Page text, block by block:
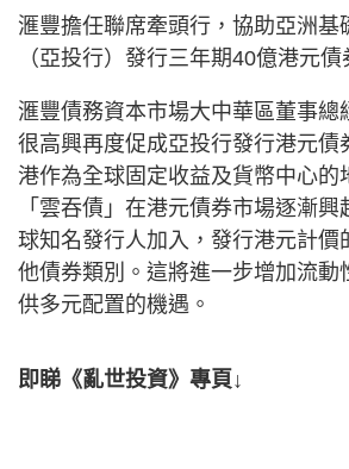
滙豐擔任聯席牽頭行，協助亞洲基
（亞投行）發行三年期40億港元債
滙豐債務資本市場大中華區董事總
很高興再度促成亞投行發行港元債
港作為全球固定收益及貨幣中心的
「雲吞債」在港元債券市場逐漸
球知名發行人加入，發行港元計價
他債券類別。這將進一步增加流動
供多元配置的機遇。
即睇《亂世投資》專頁↓